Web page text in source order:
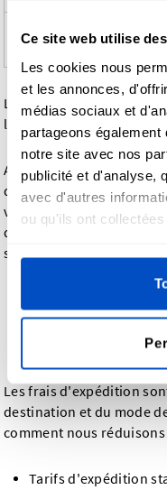
Ce site web utilise
Les cookies nous
et les annonces,
médias sociaux et
partageons
notre site avec nos
publicité et d'analyse,
avec d'autres
ou qu'ils ont
Expédition
Les détails de suivi vous
l'expédition de votre
Au moment du paiement,
d'expédition disponibles
votre adresse.
quelques jours sur le
standard est l'option la
Frais
Les frais d'expédition
destination et du mode
comment nous réduisons
Tarifs d'expédition